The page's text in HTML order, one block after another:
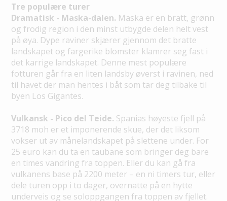
Tre populære turer
Dramatisk - Maska-dalen. Maska er en bratt, grønn
og frodig region i den minst utbygde delen helt vest
på øya. Dype raviner skjærer gjennom det bratte
landskapet og fargerike blomster klamrer seg fast i
det karrige landskapet. Denne mest populære
fotturen går fra en liten landsby øverst i ravinen, ned
til havet der man hentes i båt som tar deg tilbake til
byen Los Gigantes.
Vulkansk - Pico del Teide. Spanias høyeste fjell på
3718 moh er et imponerende skue, der det liksom
vokser ut av månelandskapet på slettene under. For
25 euro kan du ta en taubane som bringer deg bare
en times vandring fra toppen. Eller du kan gå fra
vulkanens base på 2200 meter – en ni timers tur, eller
dele turen opp i to dager, overnatte på en hytte
underveis og se soloppgangen fra toppen av fjellet.